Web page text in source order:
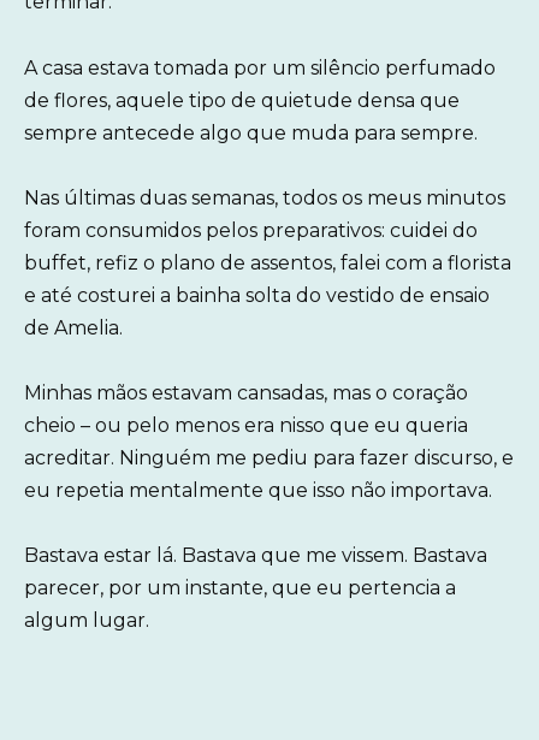
A casa estava tomada por um silêncio perfumado
de flores, aquele tipo de quietude densa que
sempre antecede algo que muda para sempre.
Nas últimas duas semanas, todos os meus minutos
foram consumidos pelos preparativos: cuidei do
buffet, refiz o plano de assentos, falei com a florista
e até costurei a bainha solta do vestido de ensaio
de Amelia.
Minhas mãos estavam cansadas, mas o coração
cheio – ou pelo menos era nisso que eu queria
acreditar. Ninguém me pediu para fazer discurso, e
eu repetia mentalmente que isso não importava.
Bastava estar lá. Bastava que me vissem. Bastava
parecer, por um instante, que eu pertencia a
algum lugar.